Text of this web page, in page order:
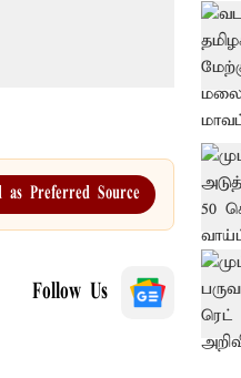
as Preferred Source
Follow Us